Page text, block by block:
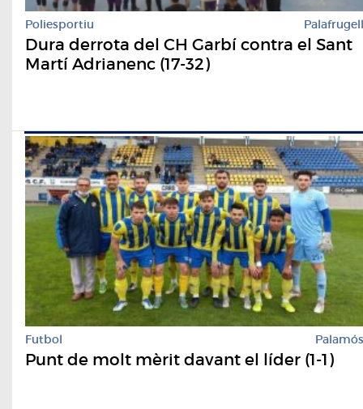
Poliesportiu Palafrugell
Dura derrota del CH Garbí contra el Sant
Martí Adrianenc (17-32)
Futbol Palamós
​Punt de molt mèrit davant el líder (1-1)